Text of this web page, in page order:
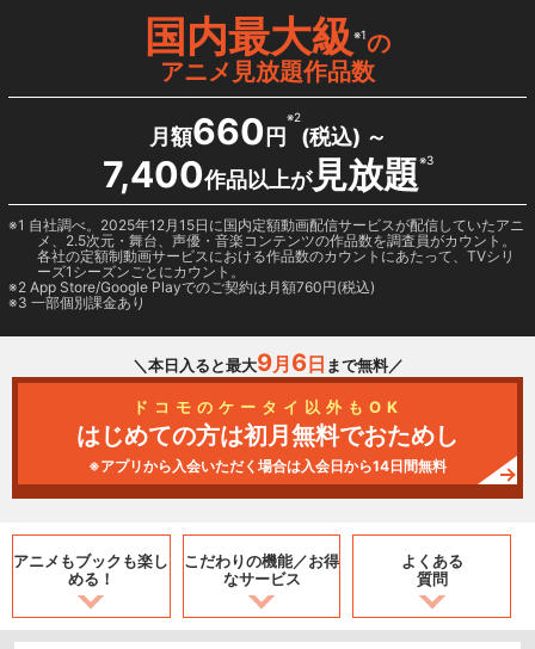
国内最大級※1の
アニメ見放題作品数
月額660 円
※2
(税込) ～
7,400作品以上が見放題※3
1 自社調べ。2025年12月15日に国内定額動画配信サービスが配信していたアニ
メ、2.5次元・舞台、声優・音楽コンテンツの作品数を調査員がカウント。
各社の定額制動画サービスにおける作品数のカウントにあたって、TVシリ
ーズ1シーズンごとにカウント。
2 App Store/Google Playでのご契約は月額760円(税込)
3 一部個別課金あり
＼本日入ると最大9月 6日 まで無料／
ドコモのケータイ以外もOK
はじめての方は初月無料でおためし
※アプリから入会いただく場合は入会日から14日間無料
アニメもブックも楽し
める！
こだわりの機能／お得
なサービス
よくある
質問